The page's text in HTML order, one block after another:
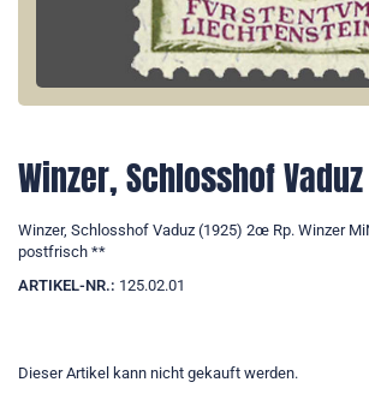
Winzer, Schlosshof Vaduz
Winzer, Schlosshof Vaduz (1925) 2œ Rp. Winzer
postfrisch **
ARTIKEL-NR.: 125.02.01
Dieser Artikel kann nicht gekauft werden.